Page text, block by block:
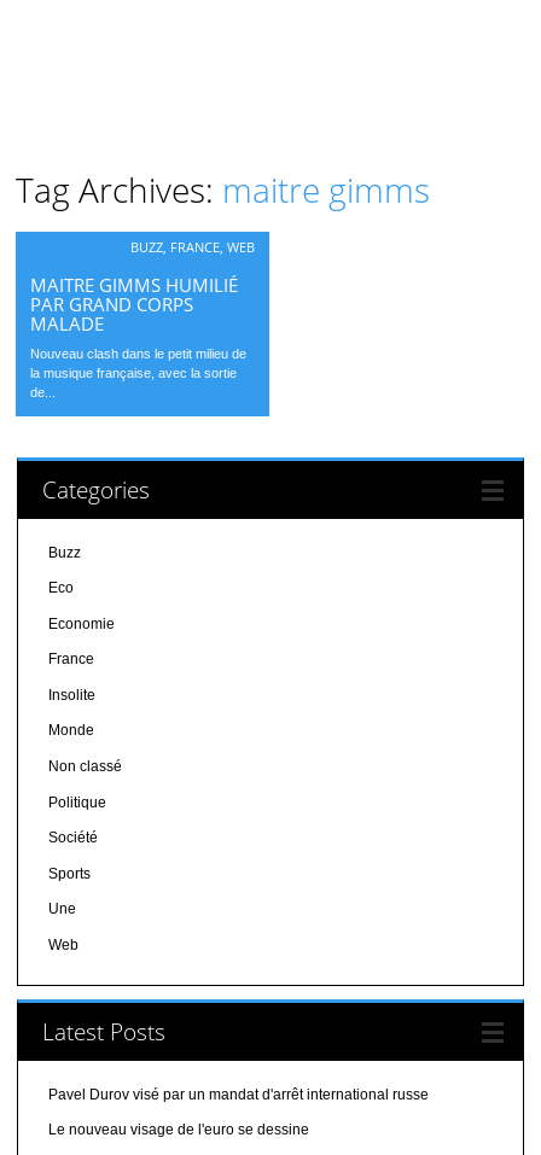
Tag Archives: maitre gimms
BUZZ FRANCE ,WEB
MAITRE GIMMS HUMILIÉ
PAR GRAND CORPS
MALADE
Nouveau clash dans le petit milieu de
la musique française, avec la sortie
de...
Categories
Buzz
Eco
Economie
France
Insolite
Monde
Non classé
Politique
Société
Sports
Une
Web
Latest Posts
Pavel Durov visé par un mandat d'arrêt international russe
Le nouveau visage de l'euro se dessine